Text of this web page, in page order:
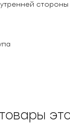
стороны